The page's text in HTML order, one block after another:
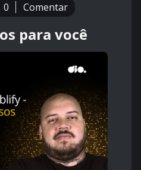
0 Comentar
para você